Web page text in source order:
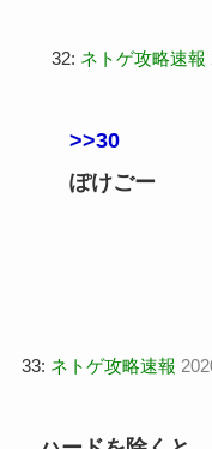
32: ネトゲ攻略速報
>>30
ぽけごー
33: ネトゲ攻略速報